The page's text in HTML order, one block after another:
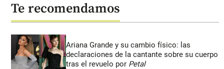
Te recomendamos
Ariana Grande y su cambio físico: las
declaraciones de la cantante sobre su cuerpo
tras el revuelo por Petal